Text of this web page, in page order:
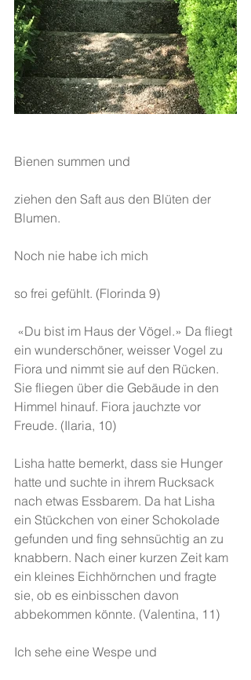
Bienen summen und
ziehen den Saft aus den Blüten der
Blumen.
Noch nie habe ich mich
so frei gefühlt. (Florinda 9)
ein wunderschöner, weisser Vogel zu
Fiora und nimmt sie auf den Rücken.
Sie fliegen über die Gebäude in den
Himmel hinauf. Fiora jauchzte vor
Freude. (Ilaria, 10)
Lisha hatte bemerkt, dass sie Hunger
hatte und suchte in ihrem Rucksack
nach etwas Essbarem. Da hat Lisha
ein Stückchen von einer Schokolade
gefunden und fing sehnsüchtig an zu
knabbern. Nach einer kurzen Zeit kam
ein kleines Eichhörnchen und fragte
sie, ob es einbisschen davon
abbekommen könnte. (Valentina, 11)
Ich sehe eine Wespe und